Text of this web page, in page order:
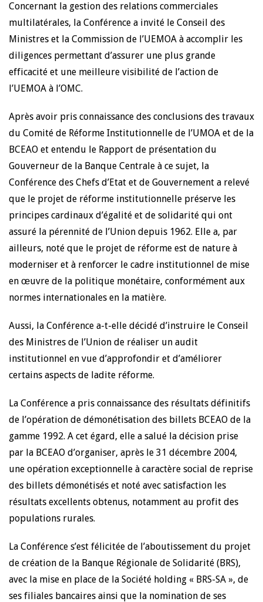
Concernant la gestion des relations commerciales
multilatérales, la Conférence a invité le Conseil des
Ministres et la Commission de l’UEMOA à accomplir les
diligences permettant d’assurer une plus grande
efficacité et une meilleure visibilité de l’action de
l’UEMOA à l’OMC.
Après avoir pris connaissance des conclusions des travaux
du Comité de Réforme Institutionnelle de l’UMOA et de la
BCEAO et entendu le Rapport de présentation du
Gouverneur de la Banque Centrale à ce sujet, la
Conférence des Chefs d’Etat et de Gouvernement a relevé
que le projet de réforme institutionnelle préserve les
principes cardinaux d’égalité et de solidarité qui ont
assuré la pérennité de l’Union depuis 1962. Elle a, par
ailleurs, noté que le projet de réforme est de nature à
moderniser et à renforcer le cadre institutionnel de mise
en œuvre de la politique monétaire, conformément aux
normes internationales en la matière.
Aussi, la Conférence a-t-elle décidé d’instruire le Conseil
des Ministres de l’Union de réaliser un audit
institutionnel en vue d’approfondir et d’améliorer
certains aspects de ladite réforme.
La Conférence a pris connaissance des résultats définitifs
de l’opération de démonétisation des billets BCEAO de la
gamme 1992. A cet égard, elle a salué la décision prise
par la BCEAO d’organiser, après le 31 décembre 2004,
une opération exceptionnelle à caractère social de reprise
des billets démonétisés et noté avec satisfaction les
résultats excellents obtenus, notamment au profit des
populations rurales.
La Conférence s’est félicitée de l’aboutissement du projet
de création de la Banque Régionale de Solidarité (BRS),
avec la mise en place de la Société holding « BRS-SA », de
ses filiales bancaires ainsi que la nomination de ses